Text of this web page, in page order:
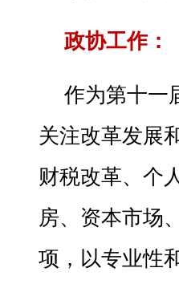
政协工作：
作为第十一
关注改革发展
财税改革、个
房、资本市场
项，以专业性